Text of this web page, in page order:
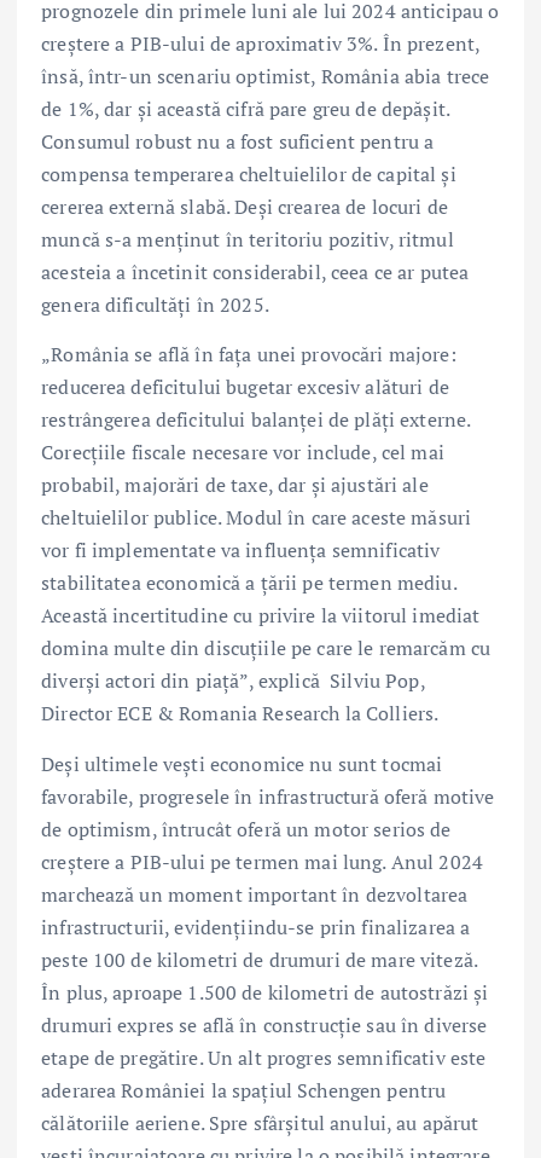
prognozele din primele luni ale lui 2024 anticipau o
creștere a PIB-ului de aproximativ 3%. În prezent,
însă, într-un scenariu optimist, România abia trece
de 1%, dar și această cifră pare greu de depășit.
Consumul robust nu a fost suficient pentru a
compensa temperarea cheltuielilor de capital și
cererea externă slabă. Deși crearea de locuri de
muncă s-a menținut în teritoriu pozitiv, ritmul
acesteia a încetinit considerabil, ceea ce ar putea
genera dificultăți în 2025.
„România se află în fața unei provocări majore:
reducerea deficitului bugetar excesiv alături de
restrângerea deficitului balanței de plăți externe.
Corecțiile fiscale necesare vor include, cel mai
probabil, majorări de taxe, dar și ajustări ale
cheltuielilor publice. Modul în care aceste măsuri
vor fi implementate va influența semnificativ
stabilitatea economică a țării pe termen mediu.
Această incertitudine cu privire la viitorul imediat
domina multe din discuțiile pe care le remarcăm cu
diverși actori din piață”, explică Silviu Pop,
Director ECE & Romania Research la Colliers.
Deși ultimele vești economice nu sunt tocmai
favorabile, progresele în infrastructură oferă motive
de optimism, întrucât oferă un motor serios de
creștere a PIB-ului pe termen mai lung. Anul 2024
marchează un moment important în dezvoltarea
infrastructurii, evidențiindu-se prin finalizarea a
peste 100 de kilometri de drumuri de mare viteză.
În plus, aproape 1.500 de kilometri de autostrăzi și
drumuri expres se află în construcție sau în diverse
etape de pregătire. Un alt progres semnificativ este
aderarea României la spațiul Schengen pentru
călătoriile aeriene. Spre sfârșitul anului, au apărut